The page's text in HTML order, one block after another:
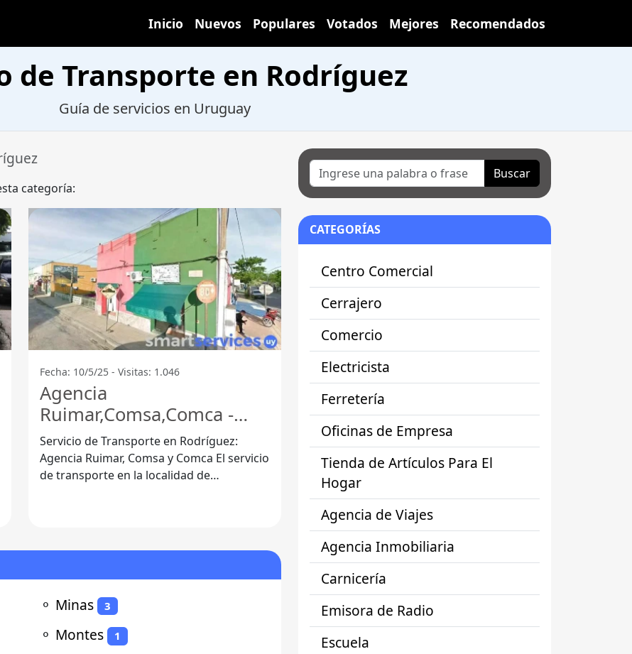
Inicio Nuevos Populares Votados Mejores Recomendados
de Transporte en Rodríguez
Guía de servicios en Uruguay
categoría:
Fecha: 10/5/25 - Visitas: 1.046
Agencia
Ruimar,Comsa,Comca -
Rodríguez - Rodríguez
Servicio de Transporte en Rodríguez:
Agencia Ruimar, Comsa y Comca El servicio
de transporte en la localidad de
⚬ Minas 3
⚬ Montes 1
Buscar
CATEGORÍAS
Centro Comercial
Cerrajero
Comercio
Electricista
Ferretería
Oficinas de Empresa
Tienda de Artículos Para El
Hogar
Agencia de Viajes
Agencia Inmobiliaria
Carnicería
Emisora de Radio
Escuela